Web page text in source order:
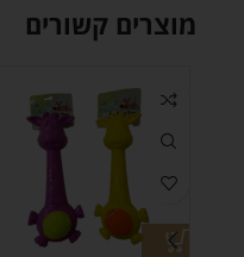
מוצרים קשורים